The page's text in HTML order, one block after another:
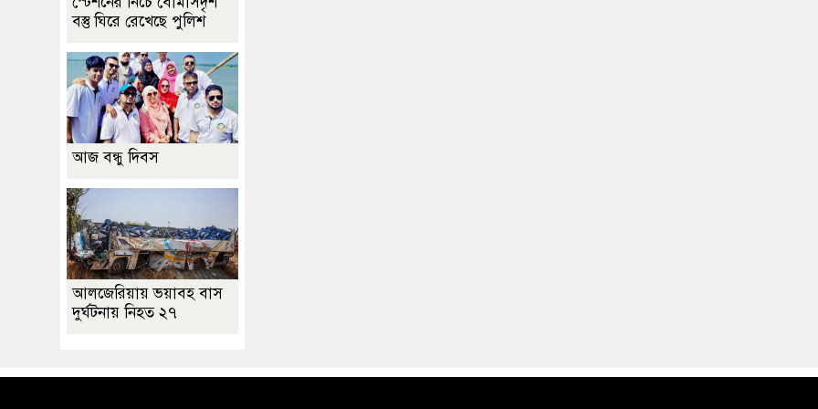
বস্তু ঘিরে রেখেছে পুলিশ
আজ বন্ধু দিবস
আলজেরিয়ায় ভয়াবহ বাস
দুর্ঘটনায় নিহত ২৭